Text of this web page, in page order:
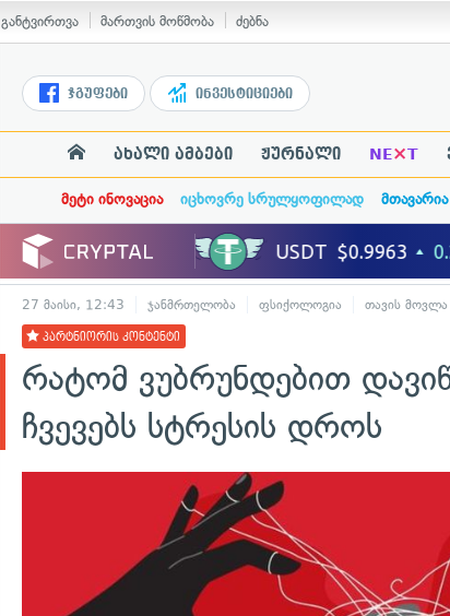
განტვირთვა მართვის მოწმობა ძებნა
ჯგუფები ინვესტიციები
ახალი ამბები ჟურნალი NE×T
მეტი ინოვაცია იცხოვრე სრულყოფილად
27 მაისი, 12:43 ჯანმრთელობა ფსიქოლოგია თავის მოვლა
პარტნიორის კონტენტი
რატომ ვუბრუნდებით
ჩვევებს სტრესის დროს